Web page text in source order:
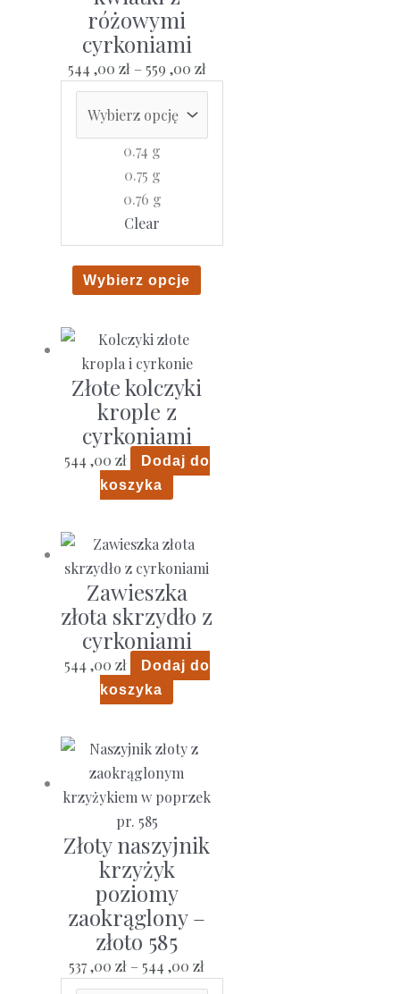
różowymi
cyrkoniami
544 ,00 zł – 559 ,00 złZakres
cen:
544
0.74 g
0.75 g
0.76 g
Clear
Wybierz opcje
Opcje
wybrać
na
Złote kolczyki
krople z
cyrkoniami
544 ,00 zł
Dodaj do
koszyka
Zawieszka
złota skrzydło z
cyrkoniami
544 ,00 zł
Dodaj do
koszyka
Złoty naszyjnik
krzyżyk
poziomy
zaokrąglony –
złoto 585
537 ,00 zł – 544 ,00 złZakres
cen: